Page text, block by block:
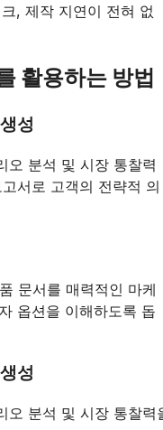
, 제작 지연이 전혀 없
활용하는 방법
성
오 분석 및 시장 통찰력
서로 고객의 전략적 의
문서를 매력적인 마케
옵션을 이해하도록 돕
성
분석 및 시장 통찰